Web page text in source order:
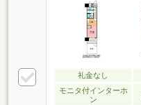
礼金なし
モニタ付インターホ
ン